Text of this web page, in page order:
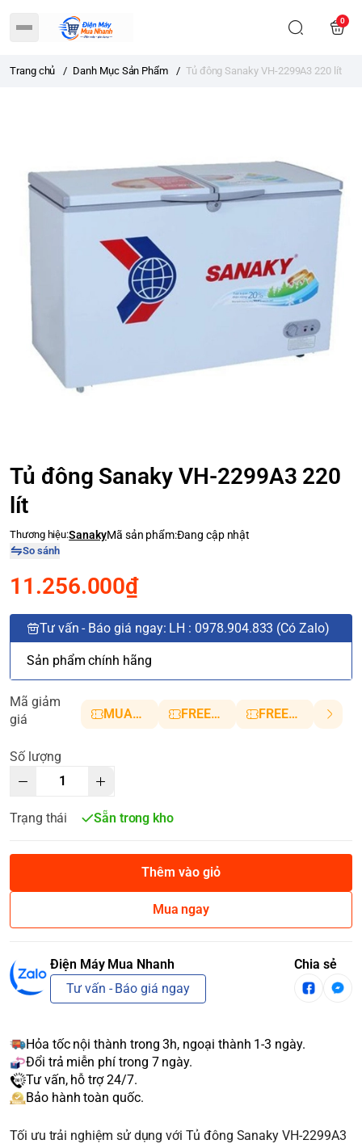
0
Trang chủ / Danh Mục Sản Phẩm / Tủ đông Sanaky VH-2299A3 220 lít
Tủ đông Sanaky VH-2299A3 220
lít
Thương hiệu:SanakyMã sản phẩm:Đang cập nhật
So sánh
11.256.000₫
Tư vấn - Báo giá ngay: LH : 0978.904.833 (Có Zalo)
Sản phẩm chính hãng
Mã giảm
giá
MUANHANH01 FREESHIP5 FREESHIP10
Số lượng
Trạng thái Sẵn trong kho
Thêm vào giỏ
Mua ngay
Điện Máy Mua Nhanh
Tư vấn - Báo giá ngay
Chia sẻ
Hỏa tốc nội thành trong 3h, ngoại thành 1-3 ngày.
Đổi trả miễn phí trong 7 ngày.
Tư vấn, hỗ trợ 24/7.
Bảo hành toàn quốc.
Tối ưu trải nghiệm sử dụng với Tủ đông Sanaky VH-2299A3